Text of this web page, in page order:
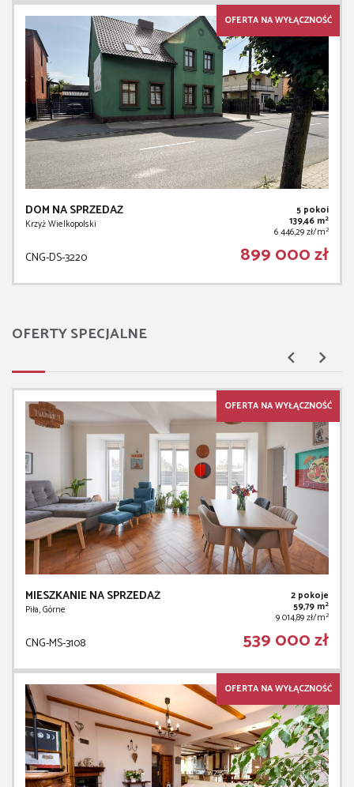
OFERTA NA WYŁĄCZNOŚĆ
DOM NA SPRZEDAŻ
Krzyż Wielkopolski
5 pokoi
139,46 m2
6 446,29 zł/m2
CNG-DS-3220 899 000 zł
OFERTY SPECJALNE
OFERTA NA WYŁĄCZNOŚĆ
MIESZKANIE NA SPRZEDAŻ
Piła, Górne
2 pokoje
59,79 m2
9 014,89 zł/m2
CNG-MS-3108 539 000 zł
OFERTA NA WYŁĄCZNOŚĆ